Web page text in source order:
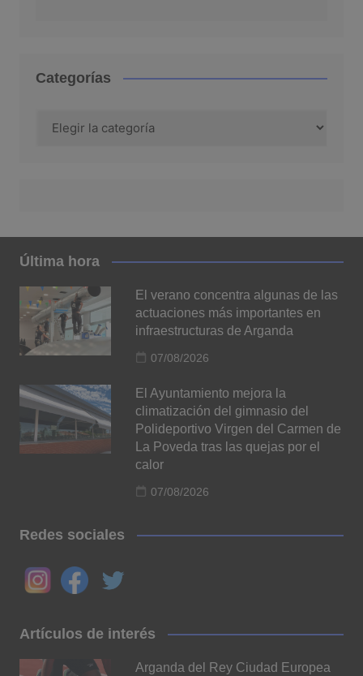
Categorías
Última hora
El verano concentra algunas de las
actuaciones más importantes en
infraestructuras de Arganda
07/08/2026
El Ayuntamiento mejora la
climatización del gimnasio del
Polideportivo Virgen del Carmen de
La Poveda tras las quejas por el
calor
07/08/2026
Redes sociales
Artículos de interés
Arganda del Rey Ciudad Europea